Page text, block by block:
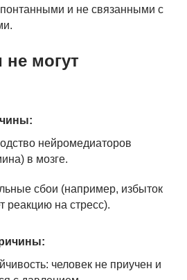
и не связанными с
могут
нейромедиаторов
в мозге.
сбои (например, избыток
реакцию на стресс).
человек не приучен и